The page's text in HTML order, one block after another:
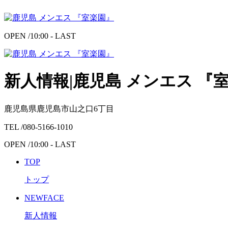
OPEN /10:00 - LAST
新人情報|鹿児島 メンエス 『
鹿児島県鹿児島市山之口6丁目
TEL /080-5166-1010
OPEN /10:00 - LAST
TOP
トップ
NEWFACE
新人情報